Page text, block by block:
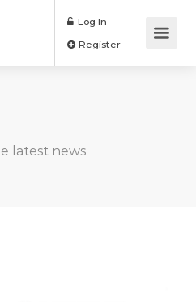
Log In
latest news